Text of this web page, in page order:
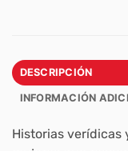
DESCRIPCIÓN
INFORMACIÓN
Historias verídicas